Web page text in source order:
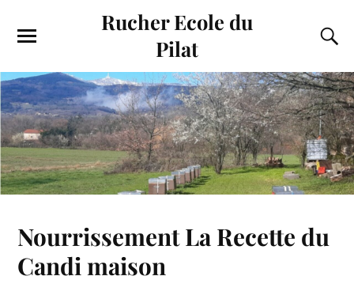
Rucher Ecole du
Pilat
Nourrissement La Recette du
Candi maison